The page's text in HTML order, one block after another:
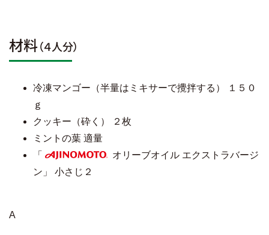
材料（４人分）
冷凍マンゴー（半量はミキサーで攪拌する） １５０
ｇ
クッキー（砕く） ２枚
ミントの葉 適量
「
AJINOMOTO
オリーブオイル エクストラバージ
ン」 小さじ２
A